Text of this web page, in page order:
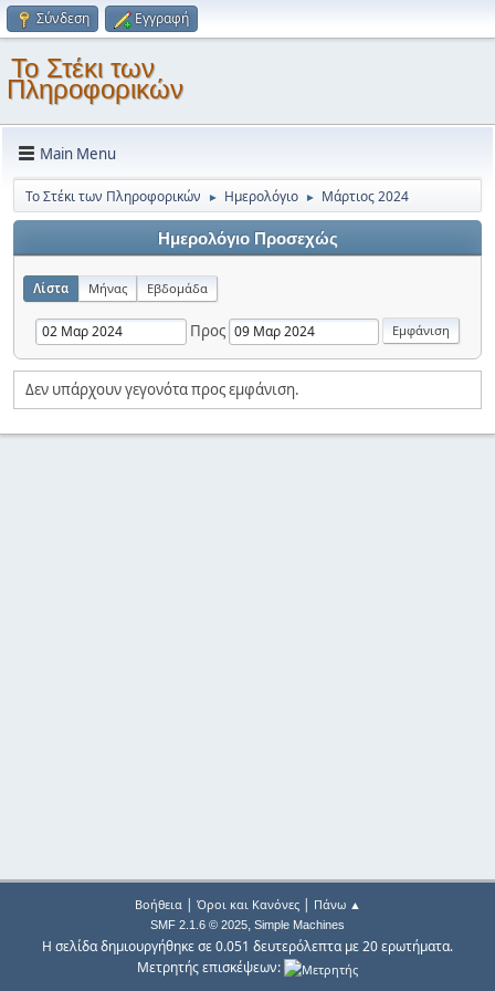
Σύνδεση Εγγραφή
Το Στέκι των
Πληροφορικών
Main Menu
Το Στέκι των Πληροφορικών ► Ημερολόγιο ► Μάρτιος 2024
Ημερολόγιο Προσεχώς
Λίστα Μήνας Εβδομάδα
Προς
Δεν υπάρχουν γεγονότα προς εμφάνιση.
Βοήθεια| Όροι και Κανόνες| Πάνω ▲
SMF 2.1.6 © 2025, Simple Machines
Η σελίδα δημιουργήθηκε σε 0.051 δευτερόλεπτα με 20 ερωτήματα.
Μετρητής επισκέψεων: